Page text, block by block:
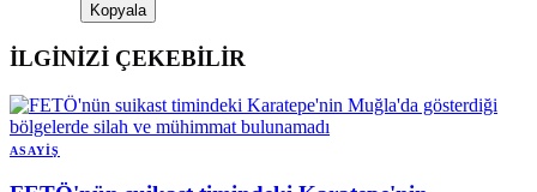
Kopyala
İLGİNİZİ ÇEKEBİLİR
ASAYIŞ